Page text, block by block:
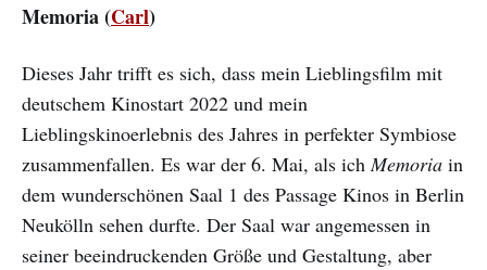
Memoria (Carl)
Dieses Jahr trifft es sich, dass mein Lieblingsfilm mit
deutschem Kinostart 2022 und mein
Lieblingskinoerlebnis des Jahres in perfekter Symbiose
zusammenfallen. Es war der 6. Mai, als ich Memoria in
dem wunderschönen Saal 1 des Passage Kinos in Berlin
Neukölln sehen durfte. Der Saal war angemessen in
seiner beeindruckenden Größe und Gestaltung, aber